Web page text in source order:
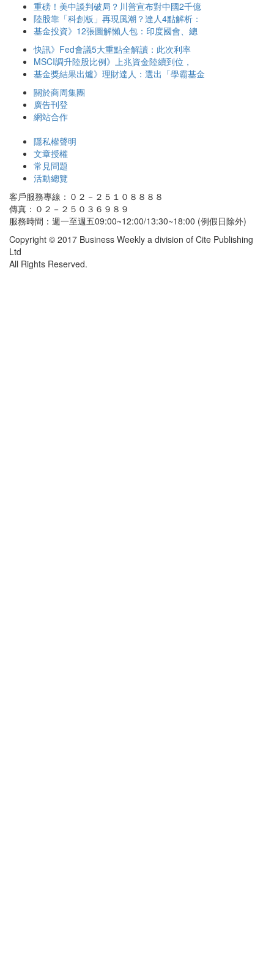
重磅！美中談判破局？川普宣布對中國2千億
陸股靠「科創板」再現風潮？達人4點解析：
基金投資》12張圖解懶人包：印度國會、總
快訊》Fed會議5大重點全解讀：此次利率
MSCI調升陸股比例》上兆資金陸續到位，
基金獎結果出爐》理財達人：選出「學霸基金
關於商周集團
廣告刊登
網站合作
隱私權聲明
文章授權
常見問題
活動總覽
客戶服務專線：０２－２５１０８８８８
傳真：０２－２５０３６９８９
服務時間：週一至週五09:00~12:00/13:30~18:00 (例假日除外)
Copyright © 2017 Business Weekly a division of Cite Publishing
Ltd
All Rights Reserved.